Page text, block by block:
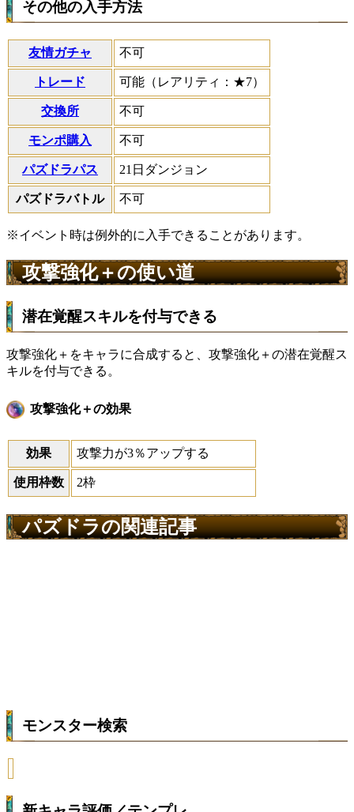
その他の入手方法
友情ガチャ 不可
トレード 可能（レアリティ：★7）
交換所 不可
モンポ購入 不可
パズドラパス 21日ダンジョン
パズドラバトル 不可
※イベント時は例外的に入手できることがあります。
攻撃強化＋の使い道
潜在覚醒スキルを付与できる
攻撃強化＋をキャラに合成すると、攻撃強化＋の潜在覚醒ス
キルを付与できる。
攻撃強化＋の効果
効果 攻撃力が3％アップする
使用枠数 2枠
パズドラの関連記事
モンスター検索